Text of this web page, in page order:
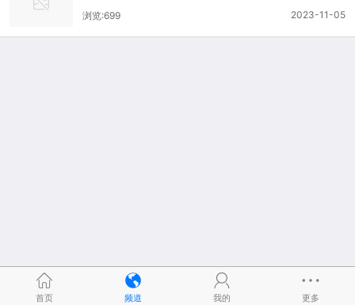
席会议
2023-11-05
浏览:699
首页 频道 我的 更多